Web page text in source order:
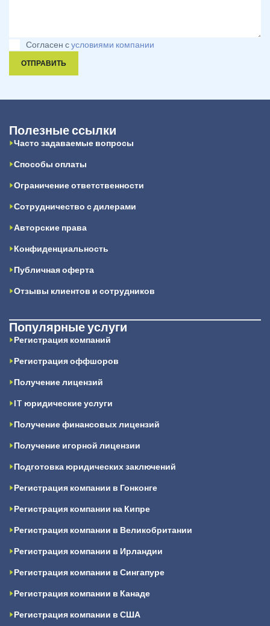
Согласен сусловиями компании
ОТПРАВИТЬ
Полезные ссылки
Часто задаваемые вопросы
Способы оплаты
Ограничение ответственности
Сотрудничество с дилерами
Авторские права
Конфиденциальность
Публичная оферта
Отзывы клиентов и сотрудников
Популярные услуги
Регистрация компаний
Регистрация оффшоров
Получение лицензий
IT юридические услуги
Получение финансовых лицензий
Получение игорной лицензии
Подготовка юридических заключений
Регистрация компании в Гонконге
Регистрация компании на Кипре
Регистрация компании в Великобритании
Регистрация компании в Ирландии
Регистрация компании в Сингапуре
Регистрация компании в Канаде
Регистрация компании в США